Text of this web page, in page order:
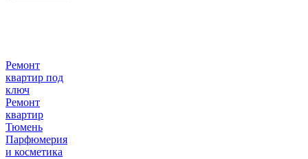
Ремонт
квартир под
ключ
Ремонт
квартир
Тюмень
Парфюмерия
и косметика